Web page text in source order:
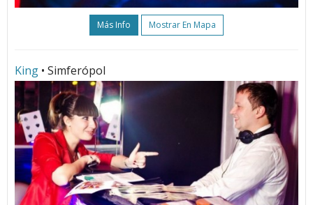
Más Info Mostrar En Mapa
King • Simferópol